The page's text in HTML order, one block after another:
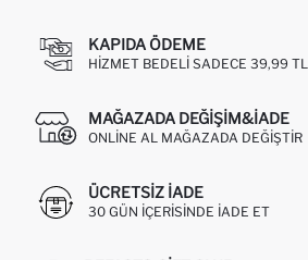
KAPIDA ÖDEME
HIZMET BEDELI SADECE 39,99 TL
MAĞAZADA DEĞIŞIM&İADE
ONLINE AL MAĞAZADA DEĞIŞTIR
ÜCRETSIZ IADE
30 GÜN IÇERISINDE IADE ET